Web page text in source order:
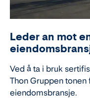
Leder an mot
Ved å ta i bruk
Thon Gruppen tonen
eiendomsbransje.